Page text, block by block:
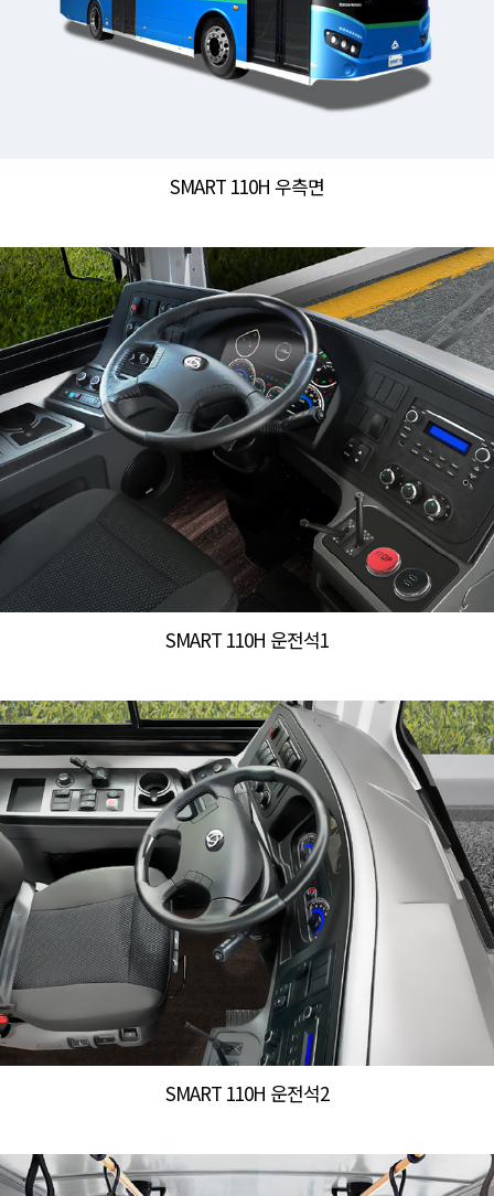
SMART 110H 우측면
SMART 110H 운전석1
SMART 110H 운전석2